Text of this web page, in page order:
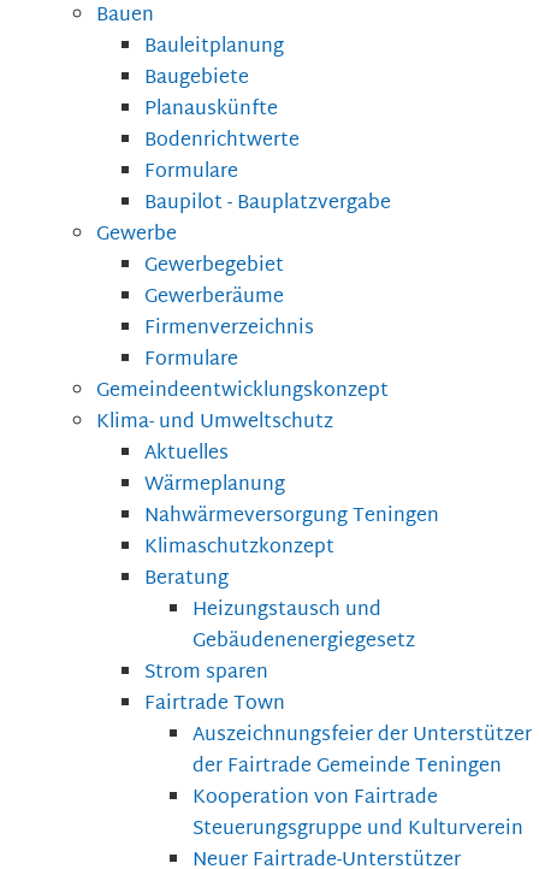
Bauen
Bauleitplanung
Baugebiete
Planauskünfte
Bodenrichtwerte
Formulare
Baupilot - Bauplatzvergabe
Gewerbe
Gewerbegebiet
Gewerberäume
Firmenverzeichnis
Formulare
Gemeindeentwicklungskonzept
Klima- und Umweltschutz
Aktuelles
Wärmeplanung
Nahwärmeversorgung Teningen
Klimaschutzkonzept
Beratung
Heizungstausch und
Gebäudenenergiegesetz
Strom sparen
Fairtrade Town
Auszeichnungsfeier der Unterstützer
der Fairtrade Gemeinde Teningen
Kooperation von Fairtrade
Steuerungsgruppe und Kulturverein
Neuer Fairtrade-Unterstützer